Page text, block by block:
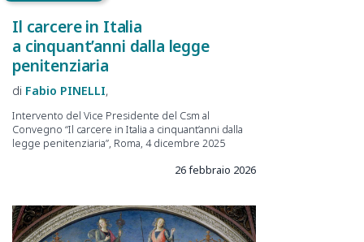
Il carcere in Italia
a cinquant’anni dalla legge
penitenziaria
Fabio PINELLI
Intervento del Vice Presidente del Csm al
Convegno “Il carcere in Italia a cinquant’anni dalla
legge penitenziaria”, Roma, 4 dicembre 2025
26 febbraio 2026